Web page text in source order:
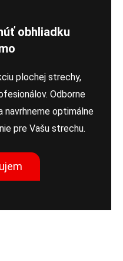
obhliadku
plochej strechy,
Odborne
navrhneme optimálne
pre Vašu strechu.